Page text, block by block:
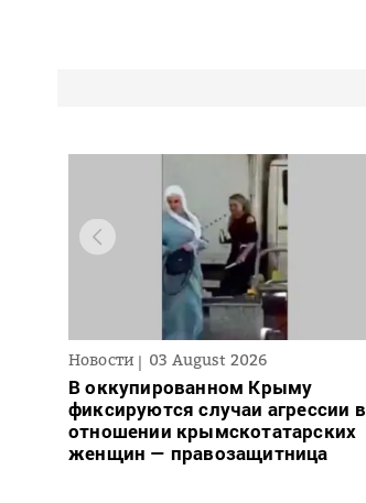
Новости 03 August 2026
В оккупированном Крыму
фиксируются случаи агрессии в
отношении крымскотатарских
женщин — правозащитница